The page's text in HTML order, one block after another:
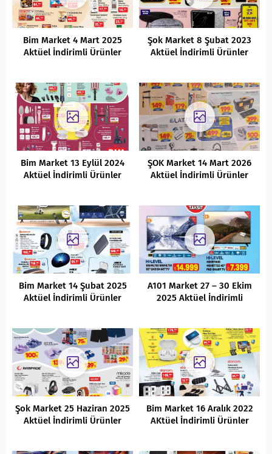
Bim Market 4 Mart 2025
Aktüel İndirimli Ürünler
Şok Market 8 Şubat 2023
Aktüel İndirimli Ürünler
Bim Market 13 Eylül 2024
Aktüel İndirimli Ürünler
ŞOK Market 14 Mart 2026
Aktüel İndirimli Ürünler
Bim Market 14 Şubat 2025
Aktüel İndirimli Ürünler
A101 Market 27 – 30 Ekim
2025 Aktüel İndirimli
Şok Market 25 Haziran 2025
Aktüel İndirimli Ürünler
Bim Market 16 Aralık 2022
AKtüel İndirimli Ürünler